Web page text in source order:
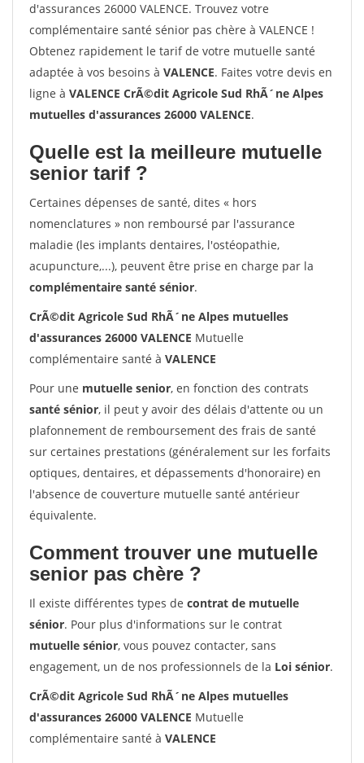
d'assurances 26000 VALENCE. Trouvez votre
complémentaire santé sénior pas chère à VALENCE !
Obtenez rapidement le tarif de votre mutuelle santé
adaptée à vos besoins à VALENCE. Faites votre devis en
ligne à VALENCE CrÃ©dit Agricole Sud RhÃ´ne Alpes
mutuelles d'assurances 26000 VALENCE.
Quelle est la meilleure mutuelle
senior tarif ?
Certaines dépenses de santé, dites « hors
nomenclatures » non remboursé par l'assurance
maladie (les implants dentaires, l'ostéopathie,
acupuncture,...), peuvent être prise en charge par la
complémentaire santé sénior.
CrÃ©dit Agricole Sud RhÃ´ne Alpes mutuelles
d'assurances 26000 VALENCE Mutuelle
complémentaire santé à VALENCE
Pour une mutuelle senior, en fonction des contrats
santé sénior, il peut y avoir des délais d'attente ou un
plafonnement de remboursement des frais de santé
sur certaines prestations (généralement sur les forfaits
optiques, dentaires, et dépassements d'honoraire) en
l'absence de couverture mutuelle santé antérieur
équivalente.
Comment trouver une mutuelle
senior pas chère ?
Il existe différentes types de contrat de mutuelle
sénior. Pour plus d'informations sur le contrat
mutuelle sénior, vous pouvez contacter, sans
engagement, un de nos professionnels de la Loi sénior.
CrÃ©dit Agricole Sud RhÃ´ne Alpes mutuelles
d'assurances 26000 VALENCE Mutuelle
complémentaire santé à VALENCE